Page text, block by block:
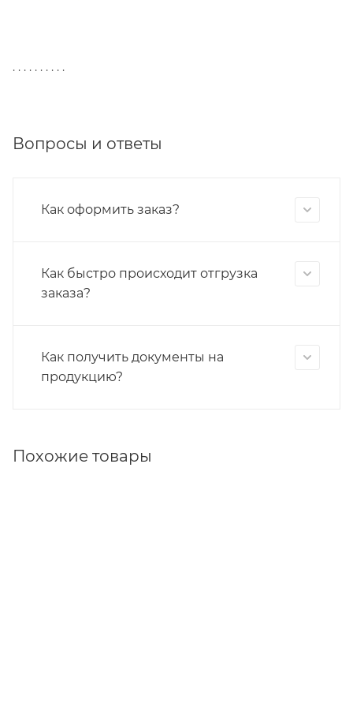
. . . . . . . . . .
Вопросы и ответы
Как оформить заказ?
Как быстро происходит отгрузка
заказа?
Как получить документы на
продукцию?
Похожие товары